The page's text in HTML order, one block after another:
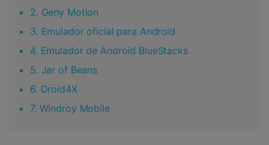
2. Geny Motion
3. Emulador oficial para Android
4. Emulador de Android BlueStacks
5. Jar of Beans
6. Droid4X
7. Windroy Mobile